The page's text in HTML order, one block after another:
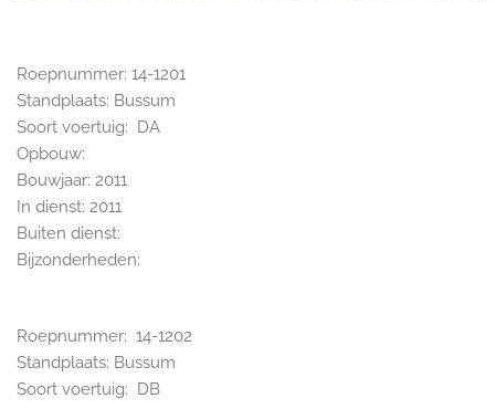
Roepnummer: 14-1201
Standplaats: Bussum
Soort voertuig: DA
Opbouw:
Bouwjaar: 2011
In dienst: 2011
Buiten dienst:
Bijzonderheden:
Roepnummer: 14-1202
Standplaats: Bussum
Soort voertuig: DB